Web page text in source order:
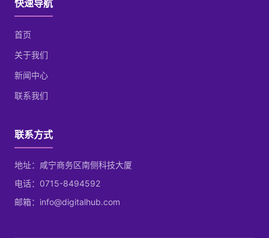
快速导航
首页
关于我们
新闻中心
联系我们
联系方式
地址：咸宁商务区南侧科技大厦
电话：0715-8494592
邮箱：info@digitalhub.com